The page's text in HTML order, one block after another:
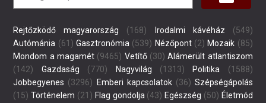
Rejtőzködő magyarország (168) Irodalmi kávéház (549)
Autómánia (61) Gasztronómia (539) Nézőpont(2) Mozaik (85)
Mondom a magamét (9465) Vetítő(30) Alámerült atlantiszom
(142)
Gazdaság (770) Nagyvilág (1313) Politika (1588)
Jobbegyenes (3296) Emberi kapcsolatok(36) Szépségápolás
(15) Történelem (21) Flag gondolja(43) Egészség (50) Életmód